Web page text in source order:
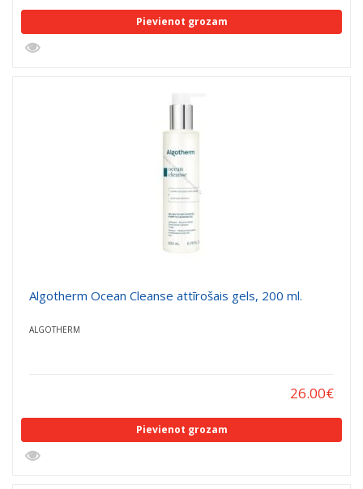
Pievienot grozam
Algotherm Ocean Cleanse attīrošais gels, 200 ml.
ALGOTHERM
26.00€
Pievienot grozam